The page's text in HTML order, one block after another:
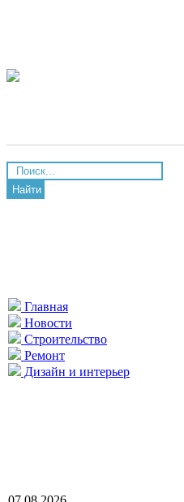
Найти
Главная
Новости
Строительство
Ремонт
Дизайн и интерьер